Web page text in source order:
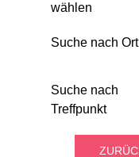
wählen
Suche nach Ort
Suche nach
Treffpunkt